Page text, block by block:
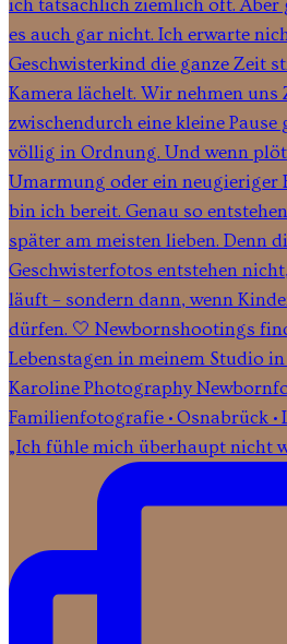
„Ich fühle mich überhaupt nicht